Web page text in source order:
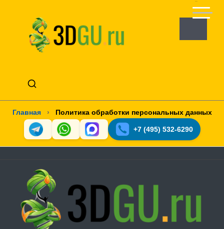
Главная › Политика обработки персональных данных
+7 (495) 532-6290